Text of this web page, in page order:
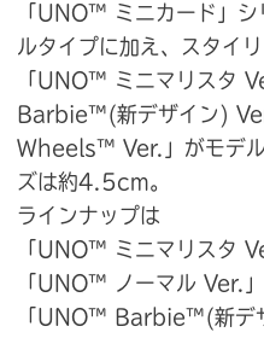
「UNO™ ミニカード」
ルタイプに加え、スタイ
「UNO™ ミニマリスタ
Barbie™(新デザイン)
Wheels™ Ver.」がモデル
ズは約4.5cm。
ラインナップは
「UNO™ ミニマリスタ
「UNO™ ノーマル Ver.」
「UNO™ Barbie™(新デ